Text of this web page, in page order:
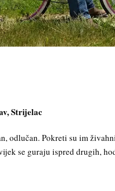
Strijelac
odlučan. Pokreti su im
se guraju ispred drugih,